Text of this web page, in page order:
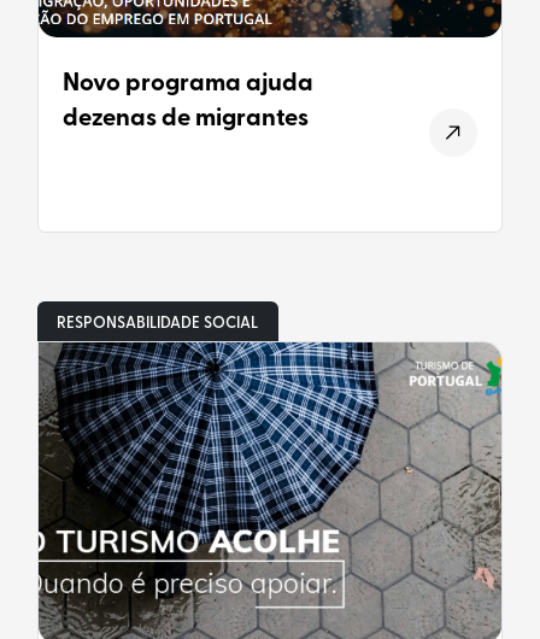
Novo programa ajuda
dezenas de migrantes
RESPONSABILIDADE SOCIAL